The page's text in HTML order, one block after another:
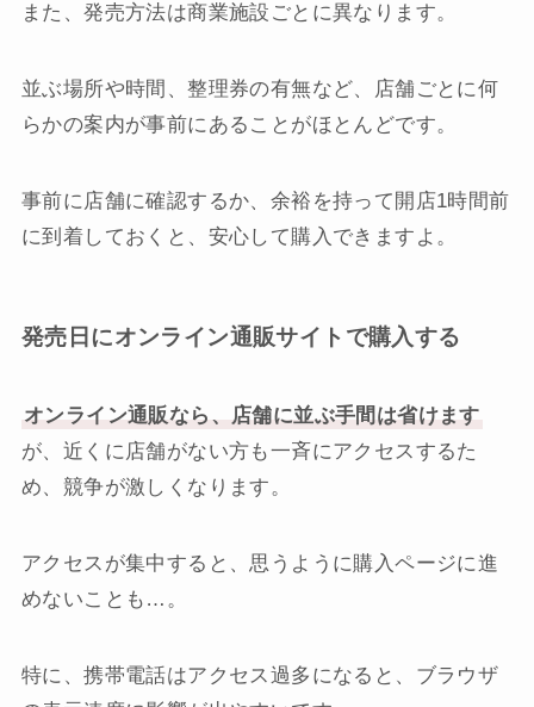
また、発売方法は商業施設ごとに異なります。
並ぶ場所や時間、整理券の有無など、店舗ごとに何
らかの案内が事前にあることがほとんどです。
事前に店舗に確認するか、余裕を持って開店1時間前
に到着しておくと、安心して購入できますよ。
発売日にオンライン通販サイトで購入する
オンライン通販なら、店舗に並ぶ手間は省けます
が、近くに店舗がない方も一斉にアクセスするた
め、競争が激しくなります。
アクセスが集中すると、思うように購入ページに進
めないことも…。
特に、携帯電話はアクセス過多になると、ブラウザ